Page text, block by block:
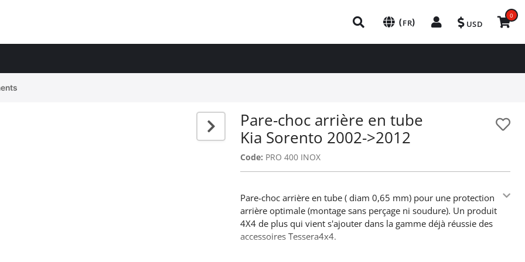
(FR) USD
0
Pare-choc arrière en tube
Kia Sorento 2002->2012
Code: PRO 400 INOX
Pare-choc arrière en tube ( diam 0,65 mm) pour une protection
arrière optimale (montage sans perçage ni soudure). Un produit
4X4 de plus qui vient s'ajouter dans la gamme déjà réussie des
accessoires Tessera4x4.